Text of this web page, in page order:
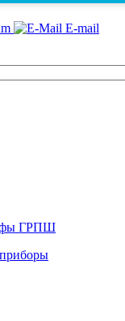
E-mail
ГРПШ